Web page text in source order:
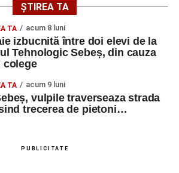
ȘTIREA TA
TA acum 8 luni
izbucnită între doi elevi de la
Tehnologic Sebeș, din cauza
colege
TA acum 9 luni
vulpile traverseaza strada
trecerea de pietoni…
PUBLICITATE